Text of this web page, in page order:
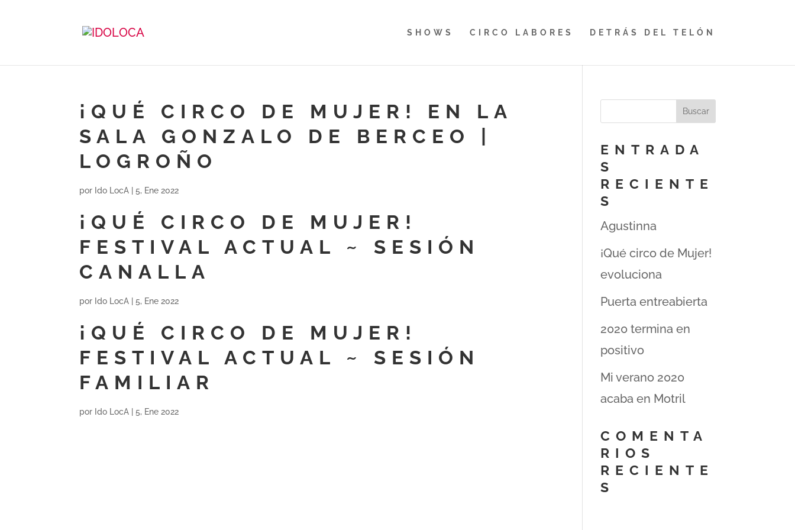
SHOWS CIRCO LABORES DETRÁS DEL TELÓN
¡QUÉ CIRCO DE MUJER! EN LA
SALA GONZALO DE BERCEO |
LOGROÑO
por Ido LocA |5, Ene 2022
¡QUÉ CIRCO DE MUJER!
FESTIVAL ACTUAL ~ SESIÓN
CANALLA
por Ido LocA |5, Ene 2022
¡QUÉ CIRCO DE MUJER!
FESTIVAL ACTUAL ~ SESIÓN
FAMILIAR
por Ido LocA |5, Ene 2022
ENTRADA
S
RECIENTE
S
Agustinna
¡Qué circo de Mujer!
evoluciona
Puerta entreabierta
2020 termina en
positivo
Mi verano 2020
acaba en Motril
COMENTA
RIOS
RECIENTE
S